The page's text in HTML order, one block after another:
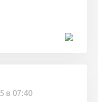
в 07:40